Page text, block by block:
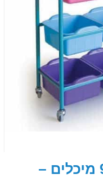
עגלת גרוטאות 9 מיכלים –